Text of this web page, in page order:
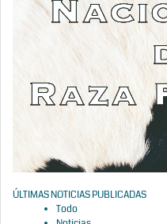
ÚLTIMAS NOTICIAS PUBLICADAS
Todo